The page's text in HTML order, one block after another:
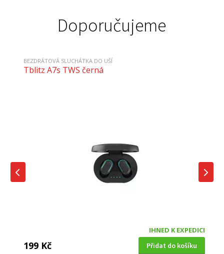
Doporučujeme
BEZDRÁTOVÁ SLUCHÁTKA DO UŠÍ
Tblitz A7s TWS černá
IHNED K EXPEDICI
199 Kč Přidat do košíku